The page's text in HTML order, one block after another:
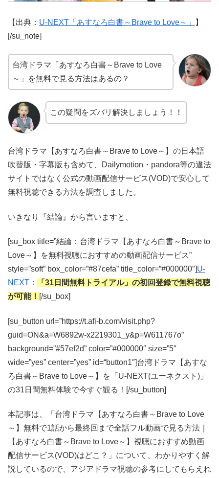
【出典： U-NEXT「あすなろ白書～Brave to Love～」
】
[/su_note]
台湾ドラマ「あすなろ白書～Brave to Love
～」を無料で見る方法はあるの？
この疑問をズバリ解決しましょう！！
台湾ドラマ【あすなろ白書～Brave to Love～】の日本語
吹替版・字幕版も含めて、Dailymotion・pandora等の違法
サイトではなく公式の動画配信サービス(VOD)で安心して
無料視聴できる方法を調査しました。
いきなり『結論』から言いますと、
[su_box title=”結論：台湾ドラマ【あすなろ白書～Brave to
Love～】を無料視聴におすすめの動画配信サービス”
style=”soft” box_color=”#87cefa” title_color=”#000000″]U-
NEXT ：
「31日間無料トライアル」の初回登録で無料視聴
が可能！ [/su_box]
[su_button url=”https://t.afi-b.com/visit.php?
guid=ON&a=W6892w-x2219301_y&p=W611767o”
background=”#57ef2d” color=”#000000″ size=”5″
wide=”yes” center=”yes” id=“button1″]台湾ドラマ【あすな
ろ白書～Brave to Love～】を「U-NEXT(ユーネクスト)」
の31日間無料体験で今すぐ観る！[/su_button]
本記事は、「台湾ドラマ【あすなろ白書～Brave to Love
～】無料で1話から最終回まで全話フル動画で見る方法｜
【あすなろ白書～Brave to Love～】視聴におすすめ動画
配信サービス(VOD)はどこ？」について、わかりやすく解
説しているので、アジアドラマ視聴の参考にしてもらえれ